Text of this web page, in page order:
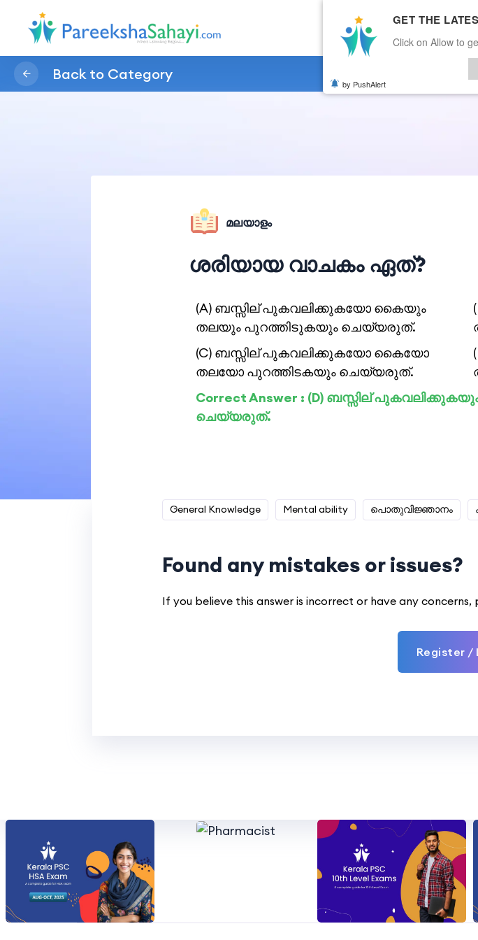
Home Current Affairs
Back to Category
മലയാളം
ശരിയായ വാചകം ഏത്?
(A) ബസ്സില് പുകവലിക്കുകയോ കൈയും
തലയും പുറത്തിടുകയും ചെയ്യരുത്.
(C) ബസ്സില് പുകവലിക്കുകയോ കൈയോ
തലയോ പുറത്തിടകയും ചെയ്യരുത്.
Correct Answer : (D) ബസ്സില്
ചെയ്യരുത്.
General Knowledge Mental ability പൊതുവിജ്ഞാനം
Found any mistakes or issues?
If you believe this answer is incorrect or have any
Register /
GET THE
Click on Allow to
by PushAlert